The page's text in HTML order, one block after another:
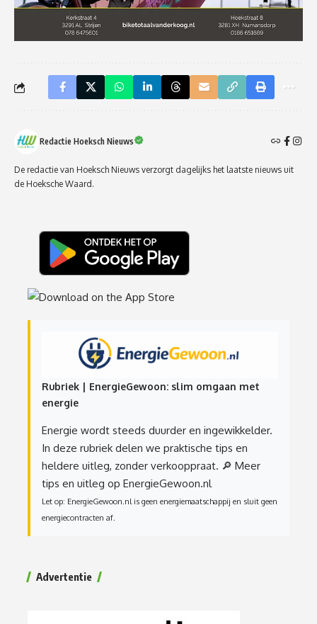
Redactie Hoeksch Nieuws
De redactie van Hoeksch Nieuws verzorgt dagelijks het laatste nieuws uit
de Hoeksche Waard.
Rubriek | EnergieGewoon: slim omgaan met
energie
Energie wordt steeds duurder en ingewikkelder.
In deze rubriek delen we praktische tips en
heldere uitleg, zonder verkooppraat. 🔎 Meer
tips en uitleg op EnergieGewoon.nl
Let op: EnergieGewoon.nl is geen energiemaatschappij en sluit geen
energiecontracten af.
Advertentie